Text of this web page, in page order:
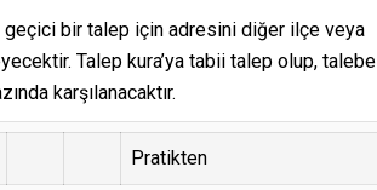
bir talep için adresini diğer ilçe veya
Talep kura’ya tabii talep olup, talebe
karşılanacaktır.
Pratikten